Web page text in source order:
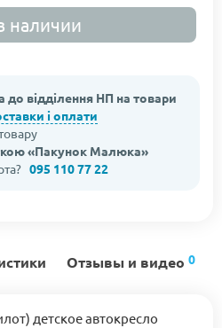
наличии
до відділення НП на товари
і оплати
«Пакунок Малюка»
095 110 77 22
Отзывы и видео 0
детское автокресло